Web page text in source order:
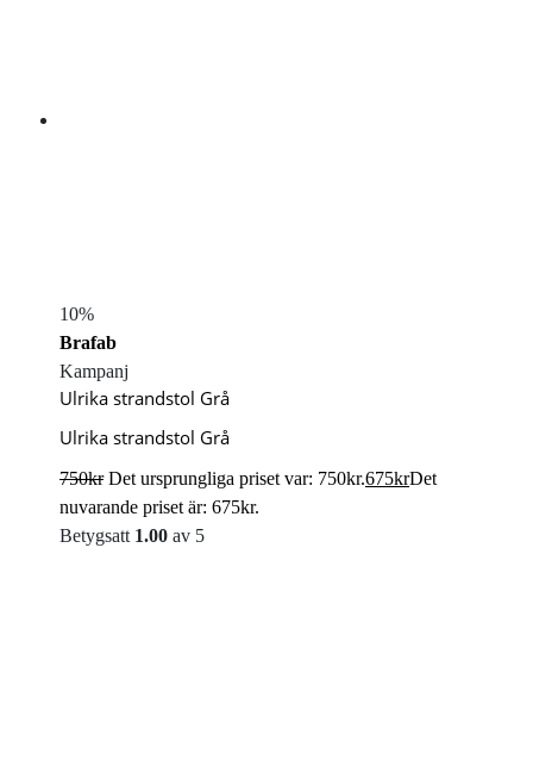
10%
Brafab
Kampanj
Ulrika strandstol Grå
Ulrika strandstol Grå
750kr Det ursprungliga priset var: 750kr.675krDet
nuvarande priset är: 675kr.
Betygsatt 1.00 av 5